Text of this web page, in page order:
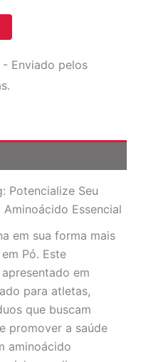
- Enviado pelos
Potencialize Seu
Essencial
em sua forma mais
Pó. Este
em
para atletas,
que buscam
promover a saúde
aminoácido